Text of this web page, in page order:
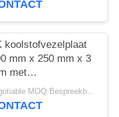
koolstofvezelplaat
mm x 250 mm x 3
met
-
negotiable MOQ:Bespreekbaar